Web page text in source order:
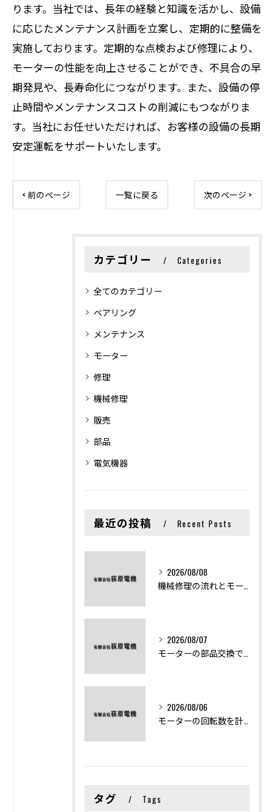
ります。当社では、長年の経験と知識を活かし、設備
に応じたメンテナンス計画を立案し、定期的に整備を
実施しております。定期的な点検および修理により、
モーターの性能を向上させることができ、不具合の早
期発見や、長寿命化につながります。また、設備の停
止時間やメンテナンスコストの削減にもつながりま
す。当社にお任せいただければ、お客様の設備の長期
安定運転をサポートいたします。
< 前のページ 一覧に戻る 次のページ >
カテゴリー Categories
全てのカテゴリー
ベアリング
メンテナンス
モーター
修理
機械修理
販売
部品
電気機器
最近の投稿 Recent Posts
2026/08/08
2026/08/07
2026/08/06
タグ Tags